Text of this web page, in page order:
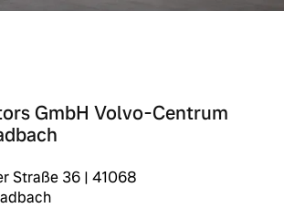
GmbH Volvo-Centrum
Straße 36 | 41068